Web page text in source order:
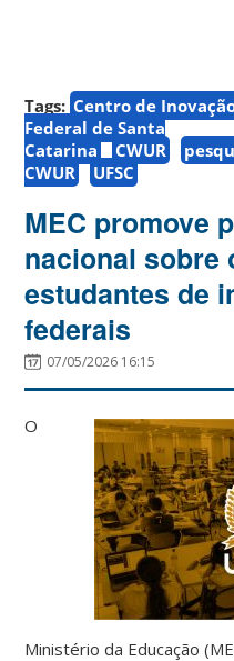
Tags: Centro de
Federal de Santa
Catarina
CWUR
CWUR
UFSC
MEC promove
nacional sobre
estudantes de
federais
07/05/2026 16:15
O
Ministério da Educação